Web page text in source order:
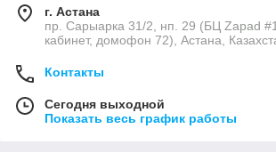
г. Астана
пр. Сарыарка 31/2, нп. 29 (БЦ Zapad
кабинет, домофон 72), Астана,
Контакты
Сегодня выходной
Показать весь график работы